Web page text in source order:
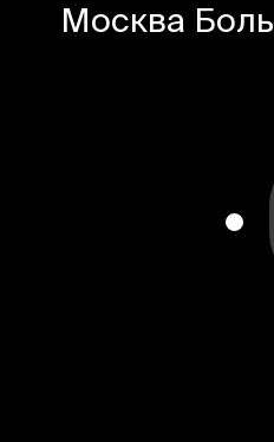
Москва